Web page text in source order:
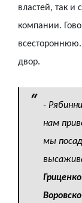
властей, так и
компании.
двор.
-
нам
мы